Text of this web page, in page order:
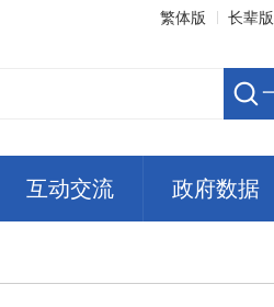
繁体版 长辈版
互动交流 政府数据